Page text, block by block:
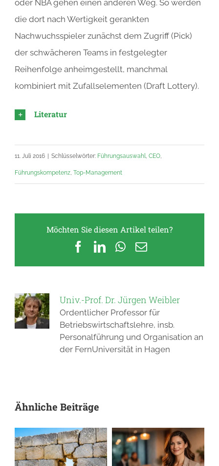
oder NBA gehen einen anderen Weg. So werden
die dort nach Wertigkeit gerankten
Nachwuchsspieler zunächst dem Zugriff (Pick)
der schwächeren Teams in festgelegter
Reihenfolge anheimgestellt, manchmal
kombiniert mit Zufallselementen (Draft Lottery).
Literatur
11. Juli 2016 Schlüsselwörter: Führungsauswahl, CEO,
Führungskompetenz, Top-Management
Möchten Sie diesen Artikel teilen?
Facebook
LinkedIn
WhatsApp
E-
Univ.-Prof. Dr. Jürgen Weibler
Ordentlicher Professor für
Betriebswirtschaftslehre, insb.
Personalführung und Organisation an
der FernUniversität in Hagen
Ähnliche Beiträge